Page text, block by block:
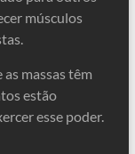
músculos
massas têm
estão
esse poder.